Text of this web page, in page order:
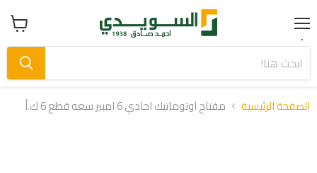
Menu عرض
سلة
الصفحة الرئيسية مفتاح اوتوماتيك احادي 6 امبير سعه قطع 6 ك.أ